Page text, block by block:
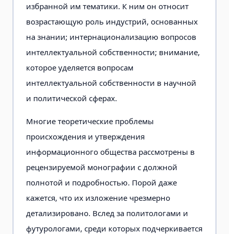
избранной им тематики. К ним он относит
возрастающую роль индустрий, основанных
на знании; интернационализацию вопросов
интеллектуальной собственности; внимание,
которое уделяется вопросам
интеллектуальной собственности в научной
и политической сферах.
Многие теоретические проблемы
происхождения и утверждения
информационного общества рассмотрены в
рецензируемой монографии с должной
полнотой и подробностью. Порой даже
кажется, что их изложение чрезмерно
детализировано. Вслед за политологами и
футурологами, среди которых подчеркивается